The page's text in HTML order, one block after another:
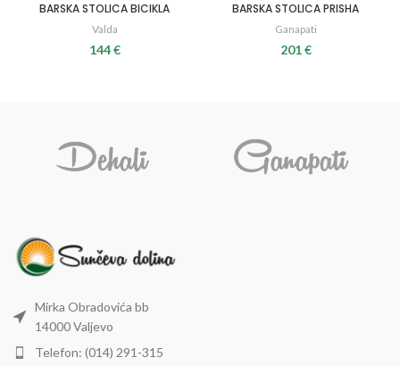
BARSKA STOLICA BICIKLA
Valda
144€
BARSKA STOLICA PRISHA
Ganapati
201€
Mirka Obradovića bb
14000 Valjevo
Telefon: (014) 291-315